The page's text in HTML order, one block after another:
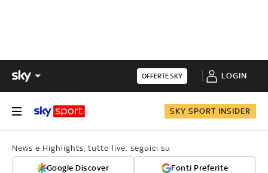
OFFERTE SKY LOGIN
SKY SPORT INSIDER
News e Highlights, tutto live: seguici su
Google Discover Fonti Preferite